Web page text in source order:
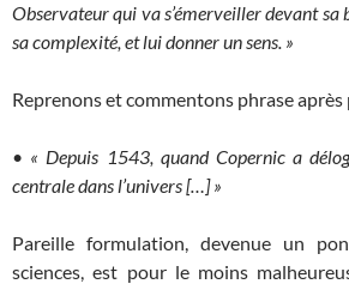
Observateur qui va s’émerveiller devant sa
sa complexité, et lui donner un sens. »
Reprenons et commentons phrase après
• « Depuis 1543, quand Copernic a
centrale dans l’univers […] »
Pareille formulation, devenue un
sciences, est pour le moins